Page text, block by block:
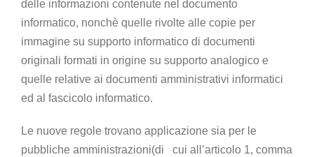
delle informazioni contenute nel documento
informatico, nonchè quelle rivolte alle copie per
immagine su supporto informatico di documenti
originali formati in origine su supporto analogico e
quelle relative ai documenti amministrativi informatici
ed al fascicolo informatico.
Le nuove regole trovano applicazione sia per le
pubbliche amministrazioni(di cui all’articolo 1, comma